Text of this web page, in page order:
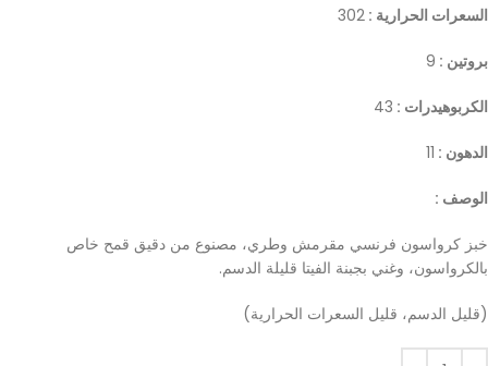
السعرات الحرارية : 302
بروتين : 9
الكربوهيدرات : 43
الدهون : 11
الوصف :
خبز كرواسون فرنسي مقرمش وطري، مصنوع من دقيق قمح خاص
بالكرواسون، وغني بجبنة الفيتا قليلة الدسم.
(قليل الدسم، قليل السعرات الحرارية)